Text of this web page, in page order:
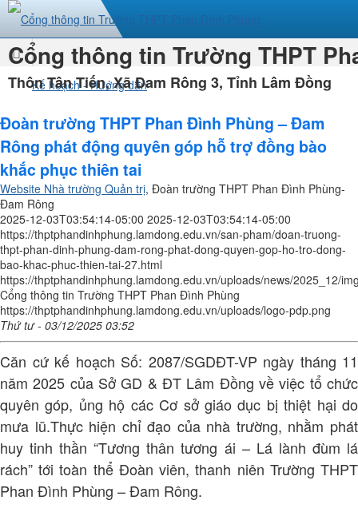
Cổng thông tin Trường THPT
Thôn Tân Tiến, Xã Đam Rông 3, Tỉnh Lâm Đồng
TrangKế hoạch - Hướng dẫn
Đoàn trường THPT Phan Đình Phùng – Đam
Rông phát động quyên góp hỗ trợ đồng bào
khắc phục thiên tai
Website Nhà trường Quản trị, Đoàn trường THPT Phan Đình Phùng-
Đam Rông
2025-12-03T03:54:14-05:00 2025-12-03T03:54:14-05:00
https://thptphandinhphung.lamdong.edu.vn/san-pham/doan-truong-
thpt-phan-dinh-phung-dam-rong-phat-dong-quyen-gop-ho-tro-dong-
bao-khac-phuc-thien-tai-27.html
https://thptphandinhphung.lamdong.edu.vn/uploads/news/2025_12/
Cổng thông tin Trường THPT Phan Đình Phùng
https://thptphandinhphung.lamdong.edu.vn/uploads/logo-pdp.png
Thứ tư - 03/12/2025 03:52
Căn cứ kế hoạch Số: 2087/SGDĐT-VP ngày tháng 11
năm 2025 của Sở GD & ĐT Lâm Đồng về việc tổ chức
quyên góp, ủng hộ các Cơ sở giáo dục bị thiệt hại do
mưa lũ.Thực hiện chỉ đạo của nhà trường, nhằm phát
huy tinh thần “Tương thân tương ái – Lá lành đùm lá
rách” tới toàn thể Đoàn viên, thanh niên Trường THPT
Phan Đình Phùng – Đam Rông.